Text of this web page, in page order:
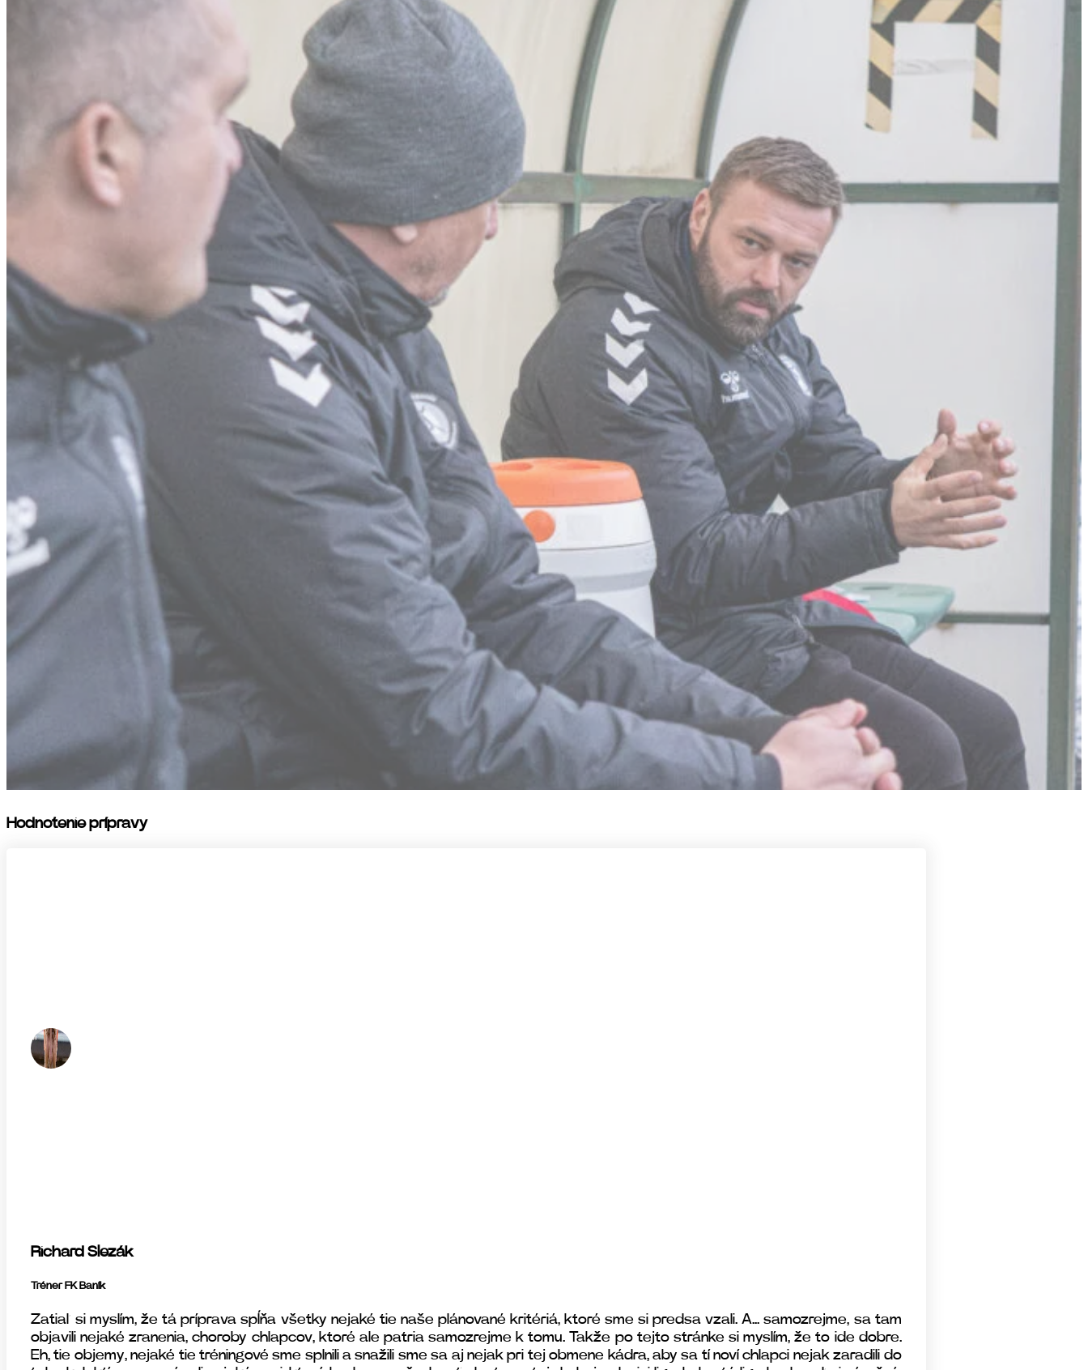
Hodnotenie prípravy
Richard Slezák
Tréner FK Baník
Zatiaľ si myslím, že tá príprava spĺňa všetky nejaké tie naše plánované kritériá, ktoré sme si predsa vzali. A... samozrejme, sa tam
objavili nejaké zranenia, choroby chlapcov, ktoré ale patria samozrejme k tomu. Takže po tejto stránke si myslím, že to ide dobre.
Eh, tie objemy, nejaké tie tréningové sme splnili a snažili sme sa aj nejak pri tej obmene kádra, aby sa tí noví chlapci nejak zaradili do